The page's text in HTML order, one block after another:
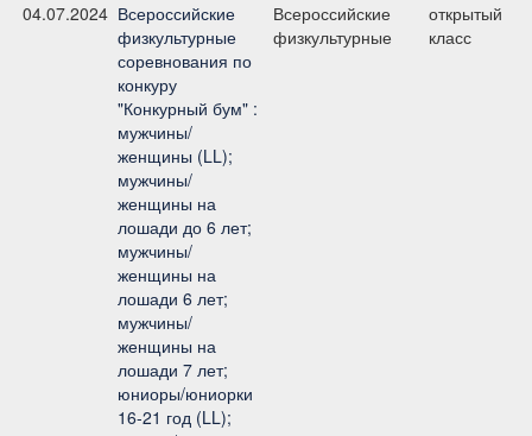
04.07.2024 Всероссийские
физкультурные
соревнования по
конкуру
"Конкурный бум" :
мужчины/
женщины (LL);
мужчины/
женщины на
лошади до 6 лет;
мужчины/
женщины на
лошади 6 лет;
мужчины/
женщины на
лошади 7 лет;
юниоры/юниорки
16-21 год (LL);
Всероссийские
физкультурные
открытый
класс